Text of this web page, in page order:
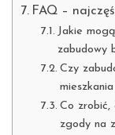
FAQ –
Jakie
zabudowy
Czy
Co zrobić,
zgody na